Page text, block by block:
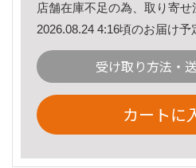
店舗在庫不足の為、取り寄せ
2026.08.24 4:16頃のお届け予
受け取り方法・
カートに